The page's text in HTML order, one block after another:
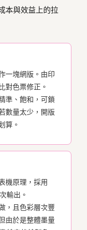
本與效益上的拉
一塊網版。由印
對色票修正。
準、飽和，可鎖
數量太少，開版
算。
機原理，採用
輸出。
，且色彩層次豐
由於是整體墨量